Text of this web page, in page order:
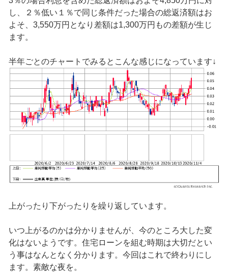
し、２％低い１％で同じ条件だった場合の総返済額はお
よそ、3,550万円となり差額は1,300万円もの差額が生じ
ます。
半年ごとのチャートでみるとこんな感じになっています↓
上がったり下がったりを繰り返しています。
いつ上がるのかは分かりませんが、今のところ大した変
化はないようです。住宅ローンを組む時期は大切だとい
う事はなんとなく分かります。今回はこれで終わりにし
ます。素敵な夜を。